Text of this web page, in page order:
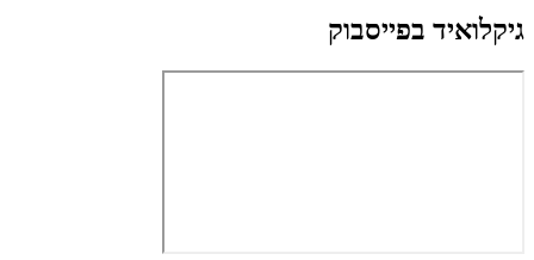
גיקלואיד בפייסבוק